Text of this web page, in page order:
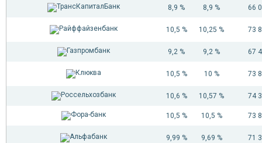
8,9 % 8,9 % 66
10,5 % 10,25 % 73
9,2 % 9,2 % 67
10,5 % 10 % 73
10,6 % 10,57 % 74
10,5 % 10,5 % 73
9,99 % 9,69 % 71